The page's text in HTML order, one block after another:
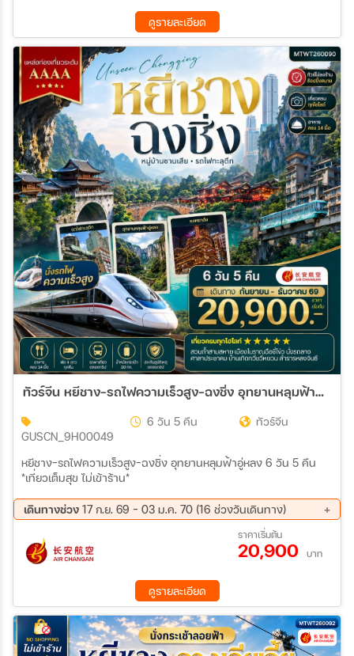
เจีย+POPMART-วัดหยวนทง-สวนน้ำตกคุนหมิง-ตำหนักทอง จินเตี้ย
12 พ.ย. 69 - 16 พ.ย. 69
19 พ.ย. 69 - 23 พ.ย. 69
27 พ.ย. 69 - 01 ธ.ค. 69
03 ธ.ค. 69 - 07 ธ.ค. 69
09 ธ.ค. 69 - 14 ธ.ค. 69
11 ธ.ค. 69 - 15 ธ.ค. 69
18 ธ.ค. 69 - 22 ธ.ค. 69
23 ธ.ค. 69 - 27 ธ.ค. 69
ดูรายละเอียด
ทัวร์จีน หยีชาง-รถไฟความเร็วสูง-ฉงชิ่ง อุทยานหลุมฟ้าอู่หลง 6วัน 5คืน (9H) *เที่ยวเต็มสุข ไม่เข้าร้าน*
GUSCN_9H00049
6 วัน 5 คืน ทัวร์จีน
หยีชาง-รถไฟความเร็วสูง-ฉงชิ่ง อุทยานหลุมฟ้าอู่หลง 6 วัน 5 คืน
*เที่ยวเต็มสุข ไม่เข้าร้าน*
เดินทางช่วง 17 ก.ย. 69 - 03 ม.ค. 70 (16 ช่วงวันเดินทาง)
22 ก.ย. 69 - 27 ก.ย. 69
01 ต.ค. 69 - 06 ต.ค. 69
06 ต.ค. 69 - 11 ต.ค. 69
15 ต.ค. 69 - 20 ต.ค. 69
20 ต.ค. 69 - 25 ต.ค. 69
03 พ.ย. 69 - 08 พ.ย. 69
17 พ.ย. 69 - 22 พ.ย. 69
26 พ.ย. 69 - 01 ธ.ค. 69
01 ธ.ค. 69 - 06 ธ.ค. 69
10 ธ.ค. 69 - 15 ธ.ค. 69
15 ธ.ค. 69 - 20 ธ.ค. 69
24 ธ.ค. 69 - 29 ธ.ค. 69
29 ธ.ค. 69 - 03 ม.ค. 70
ราคาเริ่มต้น
20,900 บาท
ดูรายละเอียด